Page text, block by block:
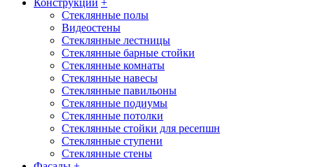
Конструкции +
Стеклянные полы
Видеостены
Стеклянные лестницы
Стеклянные барные стойки
Стеклянные комнаты
Стеклянные навесы
Стеклянные павильоны
Стеклянные подиумы
Стеклянные потолки
Стеклянные стойки для ресепшн
Стеклянные ступени
Стеклянные стены